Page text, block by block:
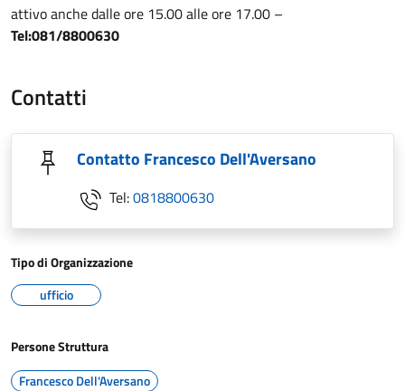
attivo anche dalle ore 15.00 alle ore 17.00 –
Tel:081/8800630
Contatti
Contatto Francesco Dell'Aversano
Tel:0818800630
Tipo di Organizzazione
ufficio
Persone Struttura
Francesco Dell'Aversano